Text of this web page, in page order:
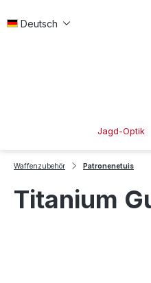
Deutsch
Jagd-Optik
Waffenzubehör Patronenetuis
Titanium